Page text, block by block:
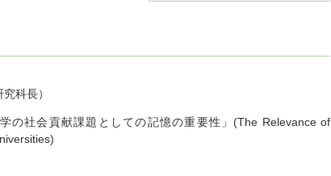
科長）
の社会貢献課題としての記憶の重要性」(The Relevance of